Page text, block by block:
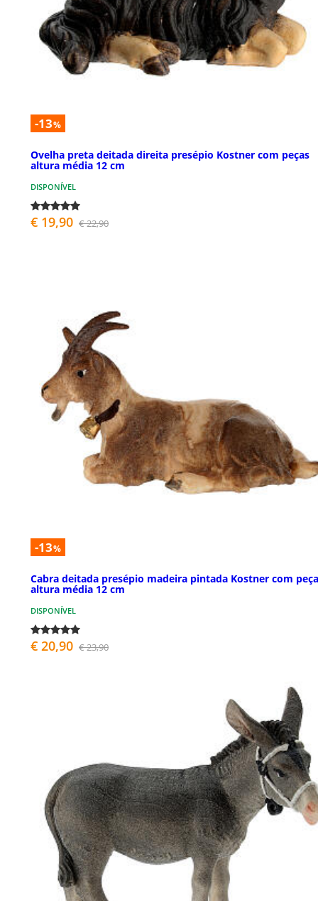
-13%
Ovelha preta deitada direita presépio Kostner com peças
altura média 12 cm
DISPONÍVEL
€ 19,90 € 22,90
-13%
Cabra deitada presépio madeira pintada Kostner com
altura média 12 cm
DISPONÍVEL
€ 20,90 € 23,90